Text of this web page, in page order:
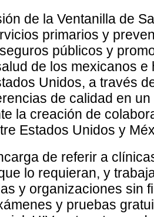
de la Ventanilla de
primarios y
públicos y
de los mexicanos
Unidos, a través
de calidad en
la creación de
Estados Unidos y
de referir a
lo requieran, y
y organizaciones sin
y pruebas